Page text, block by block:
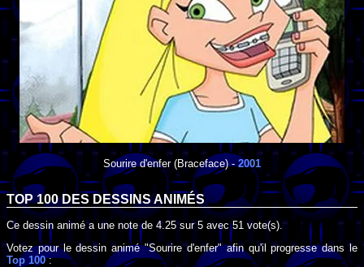
Sourire d'enfer(Braceface) -2001
TOP 100 DES DESSINS ANIMÉS
Ce dessin animé a une note de 4.25sur5 avec51 vote(s).
Votez pour le dessin animé "Sourire d'enfer" afin qu'il progresse dans le
Top 100: